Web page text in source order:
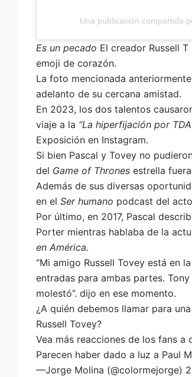
Una publicación compartida
Es un pecado El creador Russell
emoji de corazón.
La foto mencionada
adelanto de su cercana amistad.
En 2023, los dos talentos
viaje a la “La hiperfijación por
Exposición en Instagram.
Si bien Pascal y Tovey no
del Game of Thrones estrella
Además de sus diversas
en el Ser humano podcast del
Por último, en 2017, Pascal
Porter mientras hablaba de la
en América.
“Mi amigo Russell Tovey está en
entradas para ambas partes.
molestó”. dijo en ese momento.
¿A quién debemos llamar para
Russell Tovey?
Vea más reacciones de los fans a
Parecen haber dado a luz a Paul
—Jorge Molina (@colormejorge)